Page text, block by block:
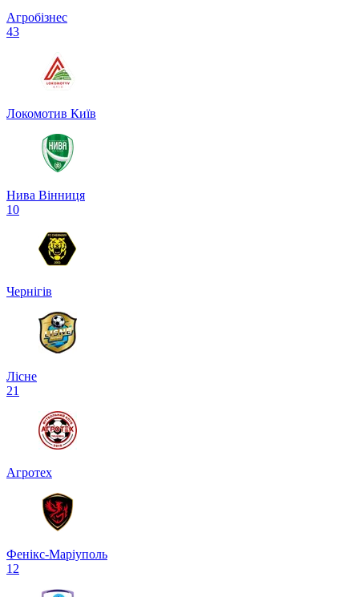
Агробізнес
43
Локомотив Київ
Нива Вінниця
10
Чернігів
Лісне
21
Агротех
Фенікс-Маріуполь
1 2